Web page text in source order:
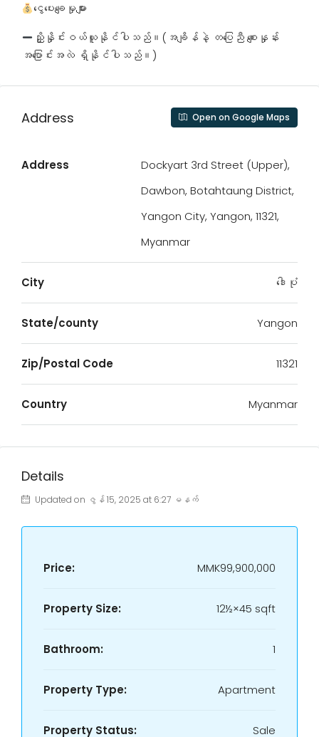
ငွေပေးချေမှုများ
ညှိုနှိုင်းဝယ်ယူနိုင်ပါသည်။(အချိန်နဲ့ တပြေညီ စျေးနှုန်း
အပြောင်းအလဲ ရှိနိုင်ပါသည်။)
Address Open on Google Maps
Address
Dockyart 3rd Street (Upper),
Dawbon, Botahtaung District,
Yangon City, Yangon, 11321,
Myanmar
City ဒေါပုံ
State/county Yangon
Zip/Postal Code 11321
Country Myanmar
Details
Updated on ဇွန် 15, 2025 at 6:27 မနက်
Price: MMK99,900,000
Property Size: 12½×45 sqft
Bathroom: 1
Property Type: Apartment
Property Status: Sale